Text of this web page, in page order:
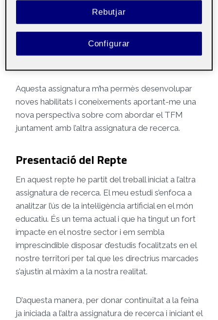
l’objectivitat mitjançant tècniques estadístiques.
dues metodologies poden ser compatibles i
complementàries entre elles (metodologia mixta),
Aquesta assignatura m’ha permès desenvolupar
noves habilitats i coneixements aportant-me una
nova perspectiva sobre com abordar el TFM
juntament amb l’altra assignatura de recerca.
Presentació del Repte
En aquest repte he partit del treball iniciat a l’altra
assignatura de recerca. El meu estudi s’enfoca a
analitzar l’ús de la intel·ligència artificial en el món
educatiu. És un tema actual i que ha tingut un fort
impacte en el nostre sector i em sembla
imprescindible disposar d’estudis focalitzats en el
nostre territori per tal que les directrius marcades
s’ajustin al màxim a la nostra realitat.
D’aquesta manera, per donar continuïtat a la feina
ja iniciada a l’altra assignatura de recerca i iniciant el
Rebutjar
Configurar